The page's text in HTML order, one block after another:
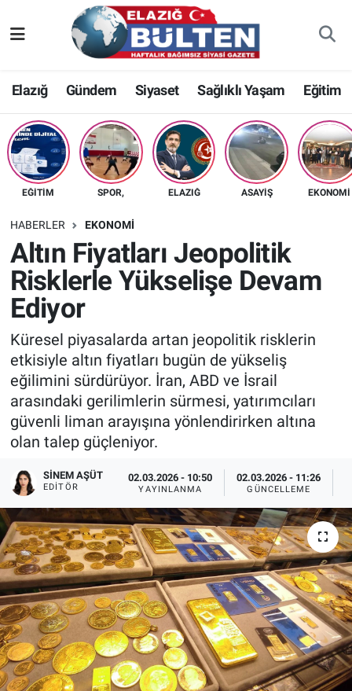
Elazığ Gündem Siyaset Sağlıklı Yaşam Eğitim
EĞITIM SPOR, ELAZIĞ ASAYIŞ EKONOMI
HABERLER EKONOMI
Altın Fiyatları Jeopolitik
Risklerle Yükselişe Devam
Ediyor
Küresel piyasalarda artan jeopolitik risklerin
etkisiyle altın fiyatları bugün de yükseliş
eğilimini sürdürüyor. İran, ABD ve İsrail
arasındaki gerilimlerin sürmesi, yatırımcıları
güvenli liman arayışına yönlendirirken altına
olan talep güçleniyor.
SINEM AŞÜT
EDITÖR
02.03.2026 - 10:50
YAYINLANMA
02.03.2026 - 11:26
GÜNCELLEME
Asayiş
Bilim-Teknoloji
Eğitim
Ekonomi
Elazığ
Gündem
Kültür-Sanat
Sağlık
Sağlıklı Yaşam
Siyaset
Nöbetçi Eczaneler
Hava Durumu
Namaz Vakitleri
Trafik Durumu
Süper Lig Puan Durumu ve Fikstür
Tüm Manşetler
Son Dakika Haberleri
Haber Arşivi